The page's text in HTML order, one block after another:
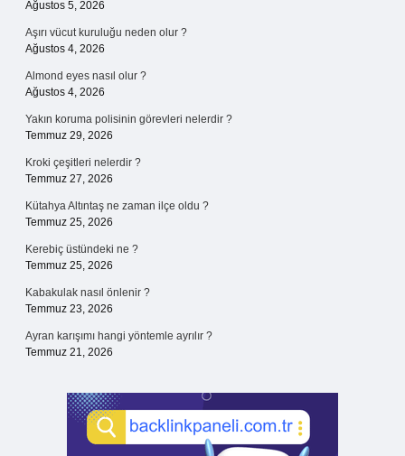
Ağustos 5, 2026
Aşırı vücut kuruluğu neden olur ?
Ağustos 4, 2026
Almond eyes nasıl olur ?
Ağustos 4, 2026
Yakın koruma polisinin görevleri nelerdir ?
Temmuz 29, 2026
Kroki çeşitleri nelerdir ?
Temmuz 27, 2026
Kütahya Altıntaş ne zaman ilçe oldu ?
Temmuz 25, 2026
Kerebiç üstündeki ne ?
Temmuz 25, 2026
Kabakulak nasıl önlenir ?
Temmuz 23, 2026
Ayran karışımı hangi yöntemle ayrılır ?
Temmuz 21, 2026